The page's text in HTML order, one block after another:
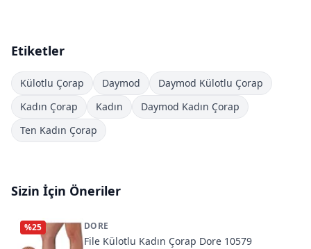
Etiketler
Külotlu Çorap Daymod
Daymod Külotlu Çorap
Kadın Çorap
Kadın
Daymod Kadın Çorap
Ten Kadın Çorap
Sizin İçin Öneriler
%25 DORE
File Külotlu Kadın Çorap Dore 10579